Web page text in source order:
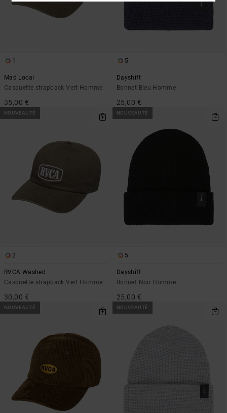
1
Mad Local
Casquette strapback Vert Homme
35,00 €
5
Dayshift
Bonnet Bleu Homme
25,00 €
NOUVEAUTÉ
2
RVCA Washed
Casquette strapback Vert Homme
30,00 €
NOUVEAUTÉ
5
Dayshift
Bonnet Noir Homme
25,00 €
NOUVEAUTÉ NOUVEAUTÉ